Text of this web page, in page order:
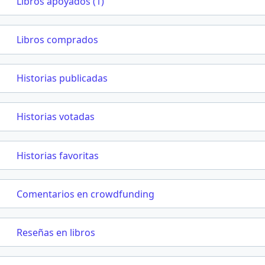
Libros comprados
Historias publicadas
Historias votadas
Historias favoritas
Comentarios en crowdfunding
Reseñas en libros